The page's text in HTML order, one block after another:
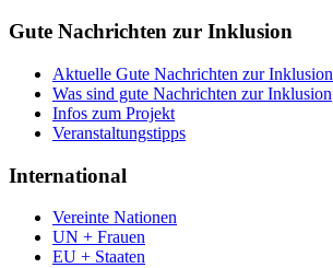
Gute Nachrichten zur Inklusion
Aktuelle Gute Nachrichten zur Inklusion
Was sind gute Nachrichten zur Inklusion
Infos zum Projekt
Veranstaltungstipps
International
Vereinte Nationen
UN + Frauen
EU + Staaten